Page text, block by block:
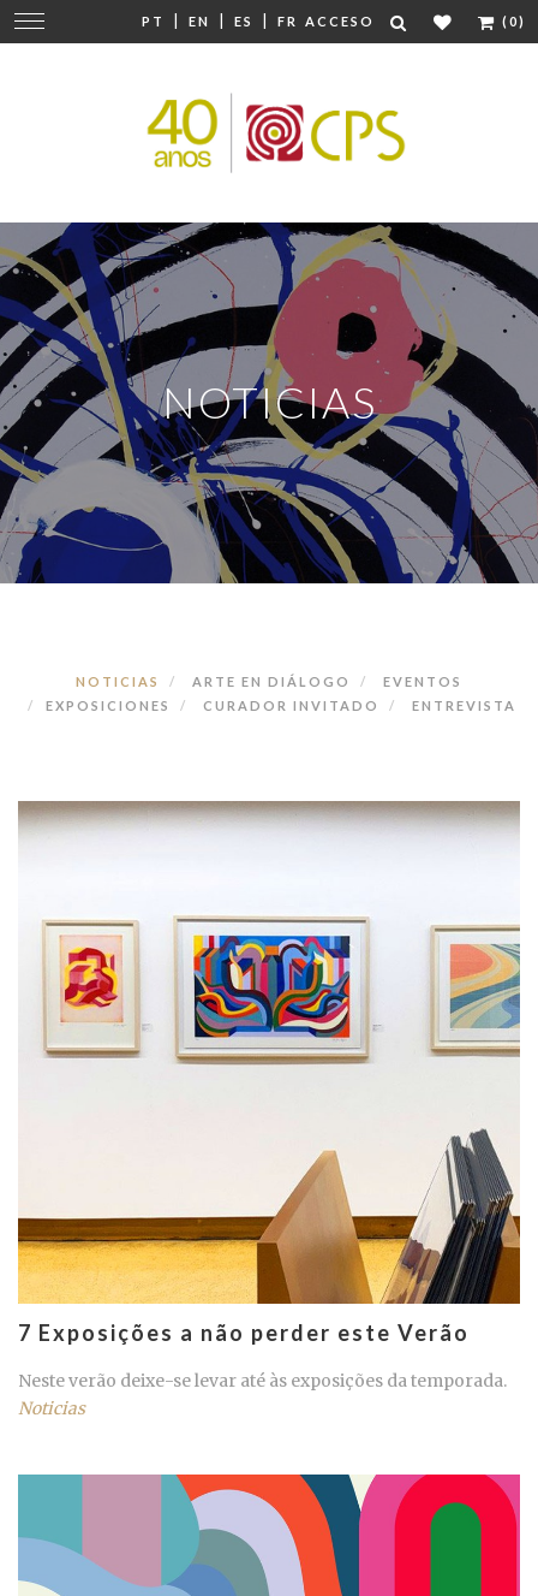
PT | EN | ES | FR ACCESO (0)
Cambiar
navegación
NOTICIAS
NOTICIAS ARTE EN DIÁLOGO
EVENTOS
EXPOSICIONES
CURADOR INVITADO ENTREVISTA
7 Exposições a não perder este Verão
Neste verão deixe-se levar até às exposições da temporada.
Noticias